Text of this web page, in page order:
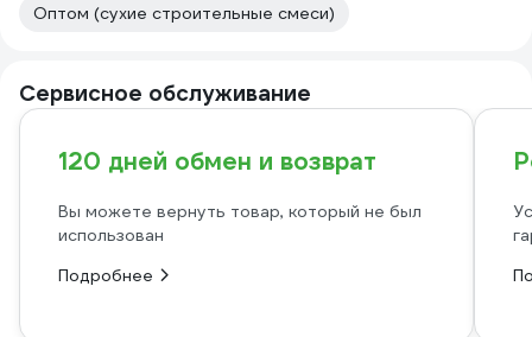
Оптом (сухие строительные смеси)
Сервисное обслуживание
120 дней обмен и возврат
Вы можете вернуть товар, который не был
использован
Подробнее